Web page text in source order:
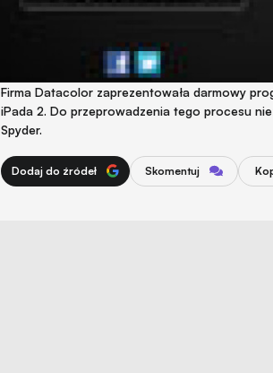
Firma Datacolor zaprezentowała darmowy
iPada 2. Do przeprowadzenia tego procesu
Spyder.
Dodaj do źródeł Skomentuj